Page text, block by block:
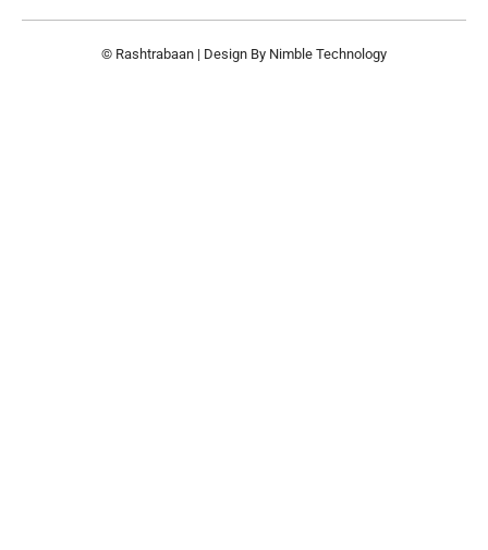
© Rashtrabaan | Design By Nimble Technology